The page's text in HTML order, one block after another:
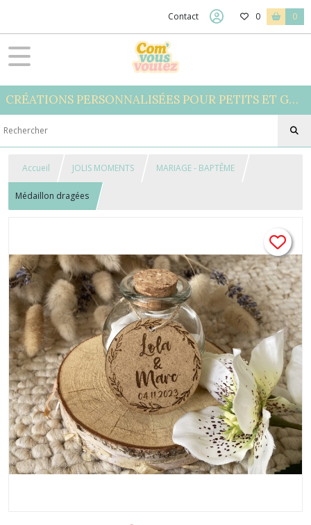
Contact 0 0
CRÉATIONS PERSONNALISÉES POUR PETITS ET GRANDS
Accueil JOLIS MOMENTS MARIAGE - BAPTÊME
Médaillon dragées